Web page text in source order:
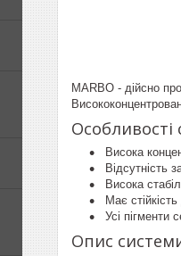
MARBO - дійсно
Особливості
Висока
Відсутність
Висока
Має
Усі пігменти
Опис